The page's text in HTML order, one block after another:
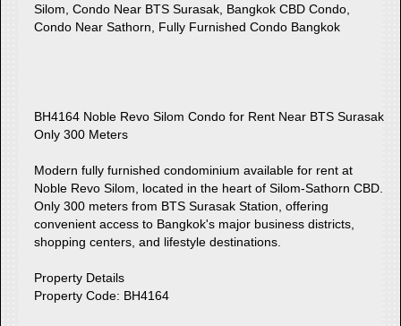
Silom, Condo Near BTS Surasak, Bangkok CBD Condo,
Condo Near Sathorn, Fully Furnished Condo Bangkok
BH4164 Noble Revo Silom Condo for Rent Near BTS Surasak
Only 300 Meters
Modern fully furnished condominium available for rent at
Noble Revo Silom, located in the heart of Silom-Sathorn CBD.
Only 300 meters from BTS Surasak Station, offering
convenient access to Bangkok's major business districts,
shopping centers, and lifestyle destinations.
Property Details
Property Code: BH4164